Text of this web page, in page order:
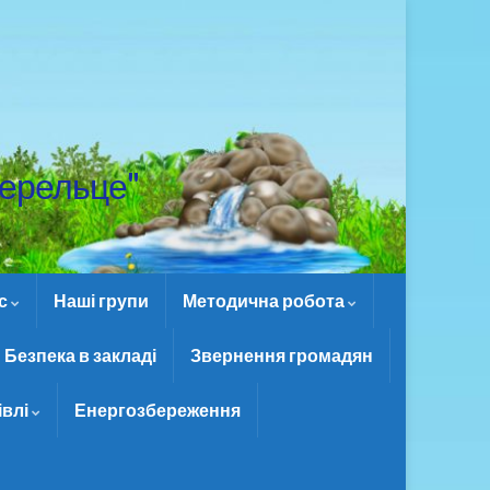
Наші групи Методична робота
Безпека в закладі Звернення громадян
Енергозбереження